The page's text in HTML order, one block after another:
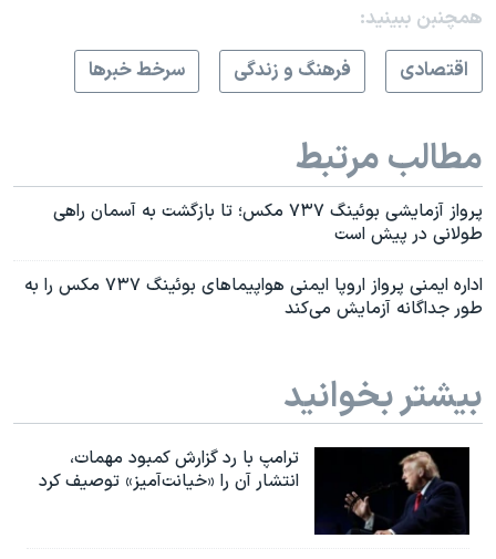
همچنبن ببینید:
اقتصادی
فرهنگ و زندگی سرخط خبرها
مطالب مرتبط
پرواز آزمایشی بوئینگ ۷۳۷ مکس؛ تا بازگشت به آسمان راهی
طولانی در پیش است
اداره ایمنی پرواز اروپا ایمنی هواپیماهای بوئینگ ۷۳۷ مکس را به
طور جداگانه آزمایش می‌کند
بیشتر بخوانید
ترامپ با رد گزارش کمبود مهمات،
انتشار آن را «خیانت‌آمیز» توصیف کرد